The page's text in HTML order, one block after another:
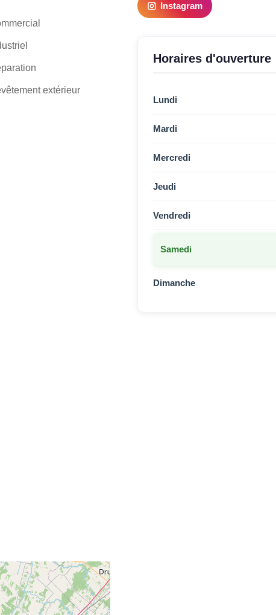
extérieur
Instagram
Horaires d'ouverture
Lundi
Mardi
Mercredi
Jeudi
Vendredi
Samedi
Dimanche